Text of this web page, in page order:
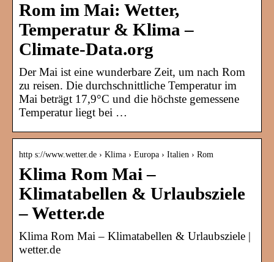
Rom im Mai: Wetter,
Temperatur & Klima –
Climate-Data.org
Der Mai ist eine wunderbare Zeit, um nach Rom
zu reisen. Die durchschnittliche Temperatur im
Mai beträgt 17,9°C und die höchste gemessene
Temperatur liegt bei …
http s://www.wetter.de › Klima › Europa › Italien › Rom
Klima Rom Mai –
Klimatabellen & Urlaubsziele
– Wetter.de
Klima Rom Mai – Klimatabellen & Urlaubsziele |
wetter.de